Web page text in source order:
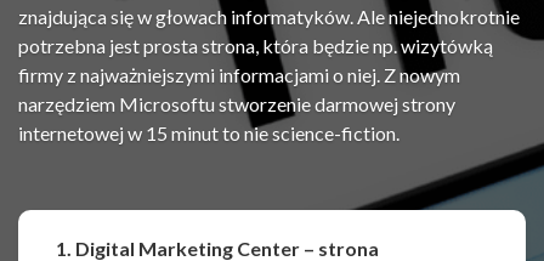
znajdująca się w głowach informatyków. Ale niejednokrotnie
potrzebna jest prosta strona, która będzie np. wizytówką
firmy z najważniejszymi informacjami o niej. Z nowym
narzędziem Microsoftu stworzenie darmowej strony
internetowej w 15 minut to nie science-fiction.
1. Digital Marketing Center – strona